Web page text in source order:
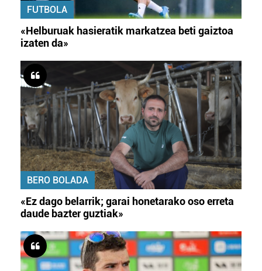
FUTBOLA
«Helburuak hasieratik markatzea beti gaiztoa
izaten da»
BERO BOLADA
«Ez dago belarrik; garai honetarako oso erreta
daude bazter guztiak»